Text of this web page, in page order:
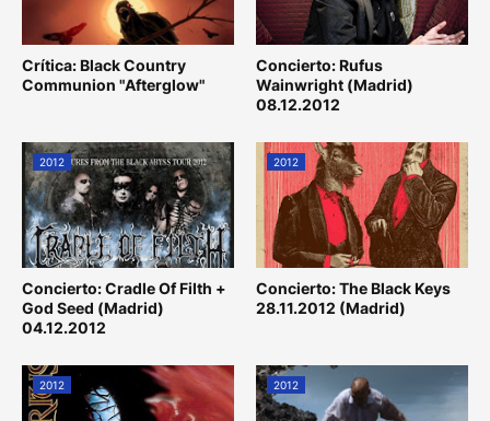
Crítica: Black Country
Communion "Afterglow"
Concierto: Rufus
Wainwright (Madrid)
08.12.2012
2012
Concierto: Cradle Of Filth +
God Seed (Madrid)
04.12.2012
2012
Concierto: The Black Keys
28.11.2012 (Madrid)
2012 2012